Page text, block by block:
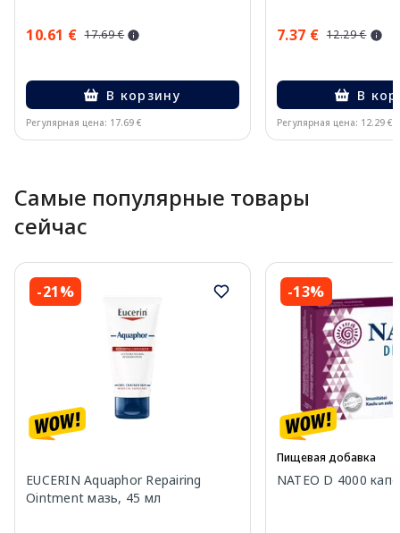
10.61 € 17.69 €
В корзину
Регулярная цена: 17.69 €
7.37 € 12.29 €
В
Регулярная цена: 12.29 €
Самые популярные товары
сейчас
-21%
EUCERIN Aquaphor Repairing
Ointment мазь, 45 мл
-13%
Пищевая добавка
NATEO D 4000